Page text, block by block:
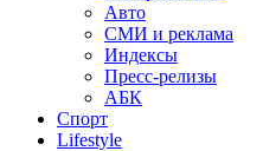
Авто
СМИ и реклама
Индексы
Пресс-релизы
АБК
Спорт
Lifestyle